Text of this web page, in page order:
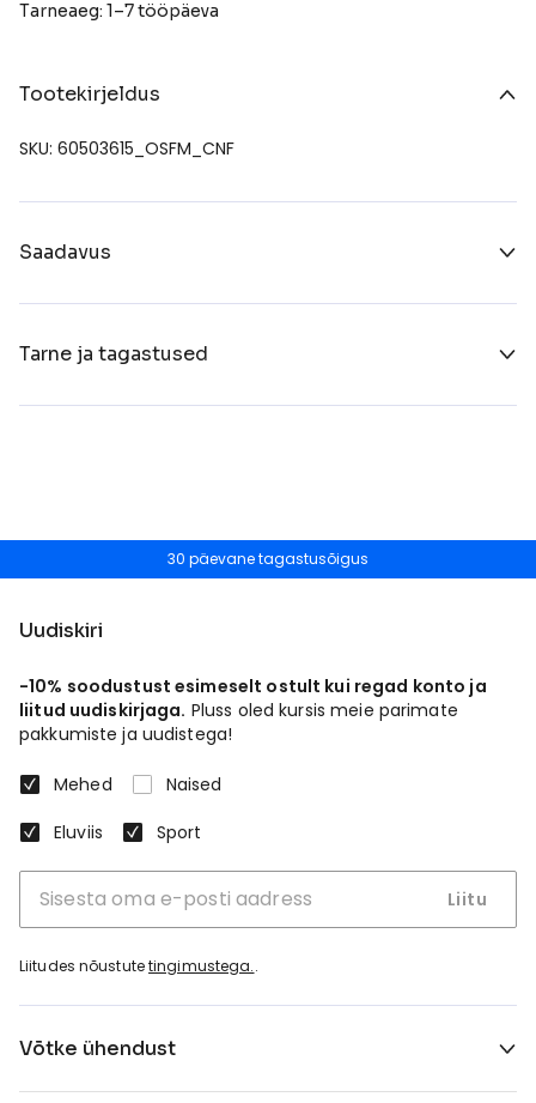
Tarneaeg: 1–7 tööpäeva
Tootekirjeldus
SKU: 60503615_OSFM_CNF
Saadavus
Tarne ja tagastused
30 päevane tagastusõigus
Uudiskiri
-10% soodustust esimeselt ostult kui regad konto ja
liitud uudiskirjaga. Pluss oled kursis meie parimate
pakkumiste ja uudistega!
Mehed
Naised
Eluviis
Sport
Liitu
Liitudes nõustutetingimustega..
Võtke ühendust